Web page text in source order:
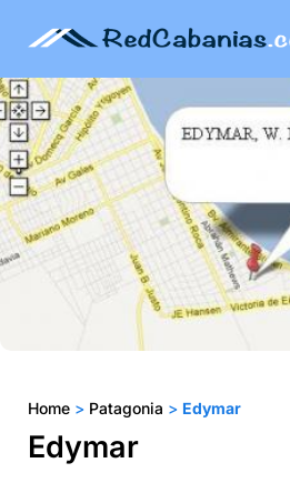
Home > Patagonia > Edymar
Edymar